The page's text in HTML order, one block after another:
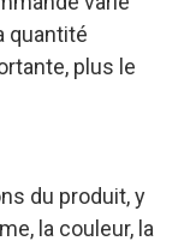
quantité
plus le
du produit, y
la couleur, la